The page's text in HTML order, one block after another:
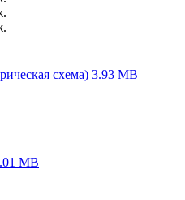
схема) 3.93 MB
MB